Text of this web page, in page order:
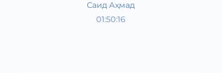
Саид Аҳмад
01:50:16
Radiospektakllar